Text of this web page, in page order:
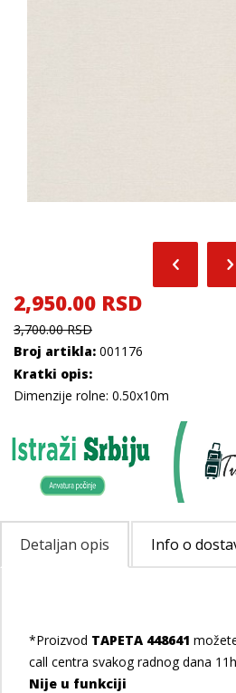
2,950.00 RSD
3,700.00 RSD
Broj artikla: 001176
Kratki opis:
Dimenzije rolne: 0.50x10m
Detaljan opis Info o
*Proizvod TAPETA 448641
call centra svakog radnog dana
Nije u funkciji